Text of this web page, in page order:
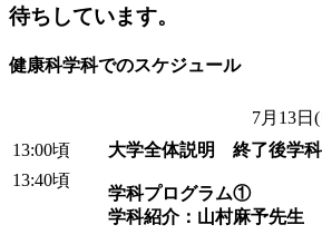
待ちしています。
健康科学科でのスケジュール
7月13日
13:00頃
大学全体説明 終了後学
13:40頃
学科プログラム①
学科紹介：山村麻予先生